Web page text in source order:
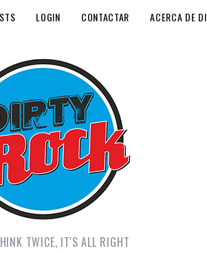
LOGIN CONTACTAR ACERCA DE
TWICE, IT'S ALL RIGHT